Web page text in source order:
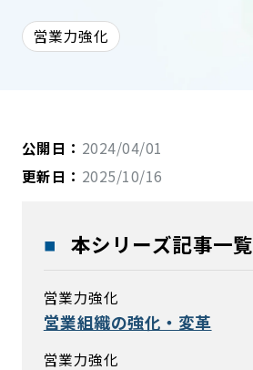
営業力強化
公開日： 2024/04/01
更新日： 2025/10/16
本シリーズ記事一覧
営業力強化
営業組織の強化・変革
営業力強化